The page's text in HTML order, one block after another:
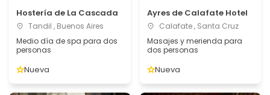
Hostería de La Cascada
Tandil , Buenos Aires
Medio día de spa para dos
personas
Nueva
Ayres de Calafate Hotel
Calafate , Santa Cruz
Masajes y merienda para
dos personas
Nueva